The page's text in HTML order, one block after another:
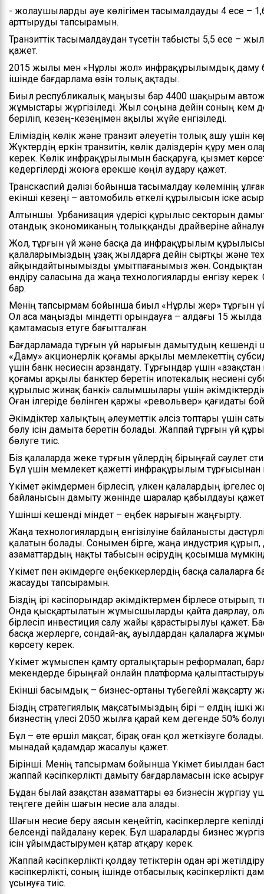
- жолаушыларды әуе көлігімен тасымалдауды 4 есе –
арттыруды тапсырамын.
Транзиттік тасымалдаудан түсетін табысты 5,5 есе –
қажет.
2015 жылы мен «Нұрлы жол» инфрақұрылымдық даму
ішінде бағдарлама өзін толық ақтады.
Биыл республикалық маңызы бар 4400 шақырым
жұмыстары жүргізіледі. Жыл соңына дейін соның кем
беріліп, кезең-кезеңімен ақылы жүйе енгізіледі.
Еліміздің көлік және транзит әлеуетін толық ашу үшін
Жүктердің еркін транзитін, көлік дәліздерін құру мен
керек. Көлік инфрақұрылымын басқаруға, қызмет
кедергілерді жоюға ерекше көңіл аудару қажет.
Транскаспий дәлізі бойынша тасымалдау көлемінің
екінші кезеңі – автомобиль өткелі құрылысын іске
Алтыншы. Урбанизация үдерісі құрылыс секторын
отандық экономиканың толыққанды драйверіне
Жол, тұрғын үй және басқа да инфрақұрылым
қалаларымыздың ұзақ жылдарға дейін сыртқы және
айқындайтынымызды ұмытпағанымыз жөн. Сондықтан
өндіру саласына да жаңа технологияларды енгізу
бар.
Менің тапсырмам бойынша биыл «Нұрлы жер» тұрғын
Ол аса маңызды міндетті орындауға – алдағы 15
қамтамасыз етуге бағытталған.
Бағдарламада тұрғын үй нарығын дамытудың кешенді
«Даму» акционерлік қоғамы арқылы мемлекеттің
үшін банк несиесін арзандату. Тұрғындар үшін
қоғамы арқылы банктер беретін ипотекалық несиені
құрылыс жинақ банкі» салымшылары үшін
Оған ілгеріде бөлінген қаржы «револьвер» қағидаты
Әкімдіктер халықтың әлеуметтік әлсіз топтары үшін
бөлу ісін дамыта беретін болады. Жаппай тұрғын үй
бөлуге тиіс.
Біз қалаларда жеке тұрғын үйлердің бірыңғай сәулет
Бұл үшін мемлекет қажетті инфрақұрылым тұрғысынан
Үкімет әкімдермен бірлесіп, үлкен қалалардың іргелес
байланысын дамыту жөнінде шаралар қабылдауы
Үшінші кешенді міндет – еңбек нарығын жаңғырту.
Жаңа технологиялардың енгізілуіне байланысты
қалатын болады. Сонымен бірге, жаңа индустрия
азаматтардың нақты табысын өсірудің қосымша
Үкімет пен әкімдерге еңбеккерлердің басқа салаларға
жасауды тапсырамын.
Біздің ірі кәсіпорындар әкімдіктермен бірлесе отырып,
Онда қысқартылатын жұмысшыларды қайта даярлау,
бірлесіп инвестиция салу жайы қарастырылуы қажет.
басқа жерлерге, сондай-ақ, ауылдардан қалаларға
көрсету керек.
Үкімет жұмыспен қамту орталықтарын реформалап,
мекендерде бірыңғай онлайн платформа
Екінші басымдық – бизнес-ортаны түбегейлі жақсарту
Біздің стратегиялық мақсатымыздың бірі – елдің ішкі
бизнестің үлесі 2050 жылға қарай кем дегенде 50%
Бұл – өте өршіл мақсат, бірақ оған қол жеткізуге
мынадай қадамдар жасалуы қажет.
Бірінші. Менің тапсырмам бойынша Үкімет биылдан
жаппай кәсіпкерлікті дамыту бағдарламасын іске асыруға
Бұдан былай Қазақстан азаматтары өз бизнесін жүргізу
теңгеге дейін шағын несие ала алады.
Шағын несие беру аясын кеңейтіп, кәсіпкерлерге
белсенді пайдалану керек. Бұл шараларды бизнес
ісін ұйымдастырумен қатар атқару керек.
Жаппай кәсіпкерлікті қолдау тетіктерін одан әрі
кәсіпкерлікті, соның ішінде отбасылық кәсіпкерлікті
ұсынуға тиіс.